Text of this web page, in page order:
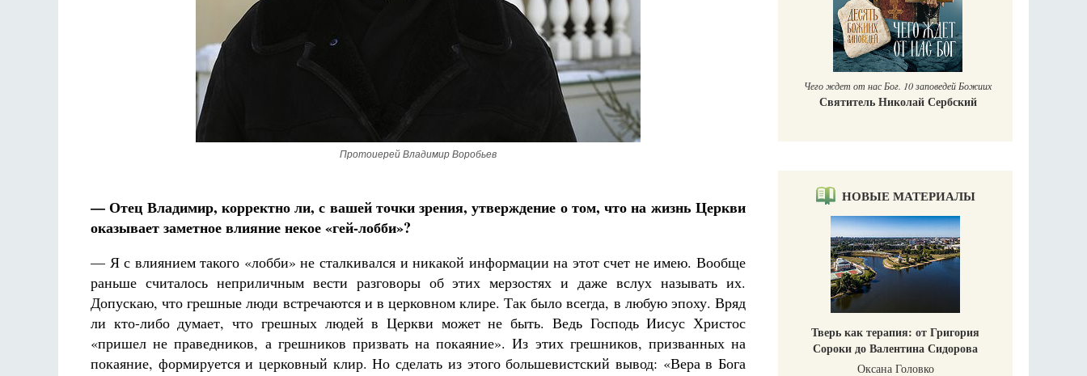
Протоиерей Владимир Воробьев
— Отец Владимир, корректно ли, с вашей точки зрения, утверждение о том, что на жизнь Церкви
оказывает заметное влияние некое «гей-лобби»?
— Я с влиянием такого «лобби» не сталкивался и никакой информации на этот счет не имею. Вообще
раньше считалось неприличным вести разговоры об этих мерзостях и даже вслух называть их.
Допускаю, что грешные люди встречаются и в церковном клире. Так было всегда, в любую эпоху. Вряд
ли кто-либо думает, что грешных людей в Церкви может не быть. Ведь Господь Иисус Христос
«пришел не праведников, а грешников призвать на покаяние». Из этих грешников, призванных на
покаяние, формируется и церковный клир. Но сделать из этого большевистский вывод: «Вера в Бога
Разлуки не будет
Фредерика де Грааф
Кирилл Мурышев
Великомученик Георгий Победоносец. Научись у
Роман Котов Чего ждет от нас Бог. 10 заповедей Божиих
Святитель Николай Сербский
НОВЫЕ МАТЕРИАЛЫ
Тверь как терапия: от Григория
Сороки до Валентина Сидорова
Оксана Головко